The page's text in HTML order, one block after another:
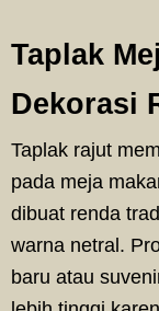
Taplak
Dekorasi
Taplak rajut
pada meja
dibuat renda
warna netral.
baru atau